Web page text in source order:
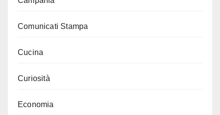
Comunicati Stampa
Cucina
Curiosità
Economia